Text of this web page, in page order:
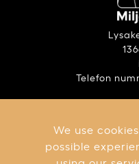
We use
possible
Telefon
VILKÅR